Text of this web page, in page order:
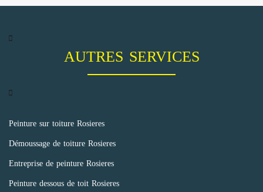
AUTRES SERVICES
Peinture sur toiture Rosieres
Démoussage de toiture Rosieres
Entreprise de peinture Rosieres
Peinture dessous de toit Rosieres